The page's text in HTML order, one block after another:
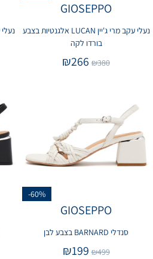
GIOSEPPO
נעלי עקב מרי ג'יין LUCAN אלגנטיות בצבע
בורדו לקה
₪380
₪266
-60%
GIOSEPPO
סנדלי BARNARD בצבע לבן
₪499
₪199